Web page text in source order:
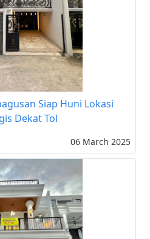
Siap Huni Lokasi
Dekat Tol
06 March 2025